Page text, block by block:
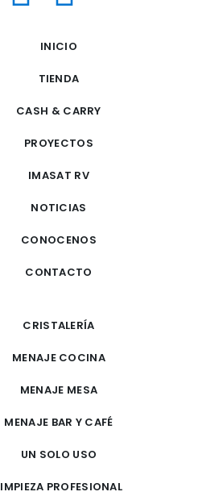
INICIO
TIENDA
CASH & CARRY
PROYECTOS
IMASAT RV
NOTICIAS
CONOCENOS
CONTACTO
CRISTALERÍA
MENAJE COCINA
MENAJE MESA
MENAJE BAR Y CAFÉ
UN SOLO USO
PROFESIONAL